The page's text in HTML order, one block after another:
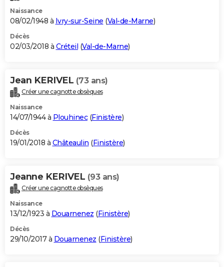
Naissance
08/02/1948 à Ivry-sur-Seine (Val-de-Marne)
Décès
02/03/2018 à Créteil (Val-de-Marne)
Jean KERIVEL (73 ans)
Créer une cagnotte obsèques
Naissance
14/07/1944 à Plouhinec(Finistère)
Décès
19/01/2018 à Châteaulin (Finistère)
Jeanne KERIVEL (93 ans)
Créer une cagnotte obsèques
Naissance
13/12/1923 à Douarnenez (Finistère)
Décès
29/10/2017 à Douarnenez (Finistère)